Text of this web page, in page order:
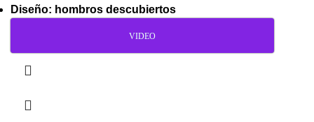
Diseño: hombros descubiertos
VIDEO